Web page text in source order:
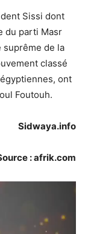
Sissi dont
du parti Masr
suprême de la
classé
ont
Foutouh.
Sidwaya.info
: afrik.com